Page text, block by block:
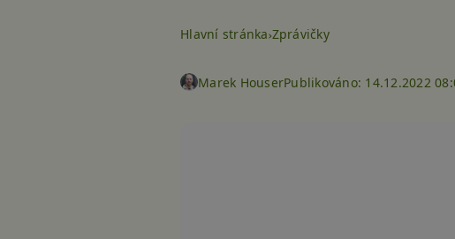
Hlavní stránka Zprávičky
Marek HouserPublikováno: 14.12.2022